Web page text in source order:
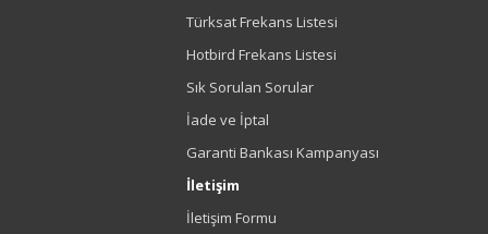
Türksat Frekans Listesi
Hotbird Frekans Listesi
Sık Sorulan Sorular
İade ve İptal
Garanti Bankası Kampanyası
İletişim
İletişim Formu